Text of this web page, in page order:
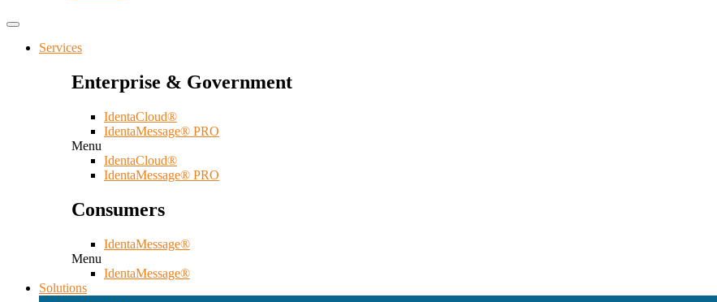
Services
Enterprise & Government
IdentaCloud®
IdentaMessage® PRO
Menu
IdentaCloud®
IdentaMessage® PRO
Consumers
IdentaMessage®
Menu
IdentaMessage®
Solutions